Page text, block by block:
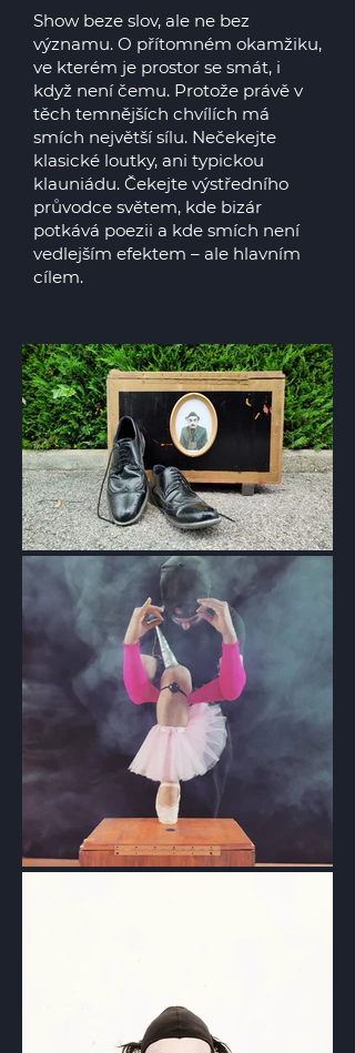
Show beze slov, ale ne bez
významu. O přítomném okamžiku,
ve kterém je prostor se smát, i
když není čemu. Protože právě v
těch temnějších chvílích má
smích největší sílu. Nečekejte
klasické loutky, ani typickou
klauniádu. Čekejte výstředního
průvodce světem, kde bizár
potkává poezii a kde smích není
vedlejším efektem – ale hlavním
cílem.